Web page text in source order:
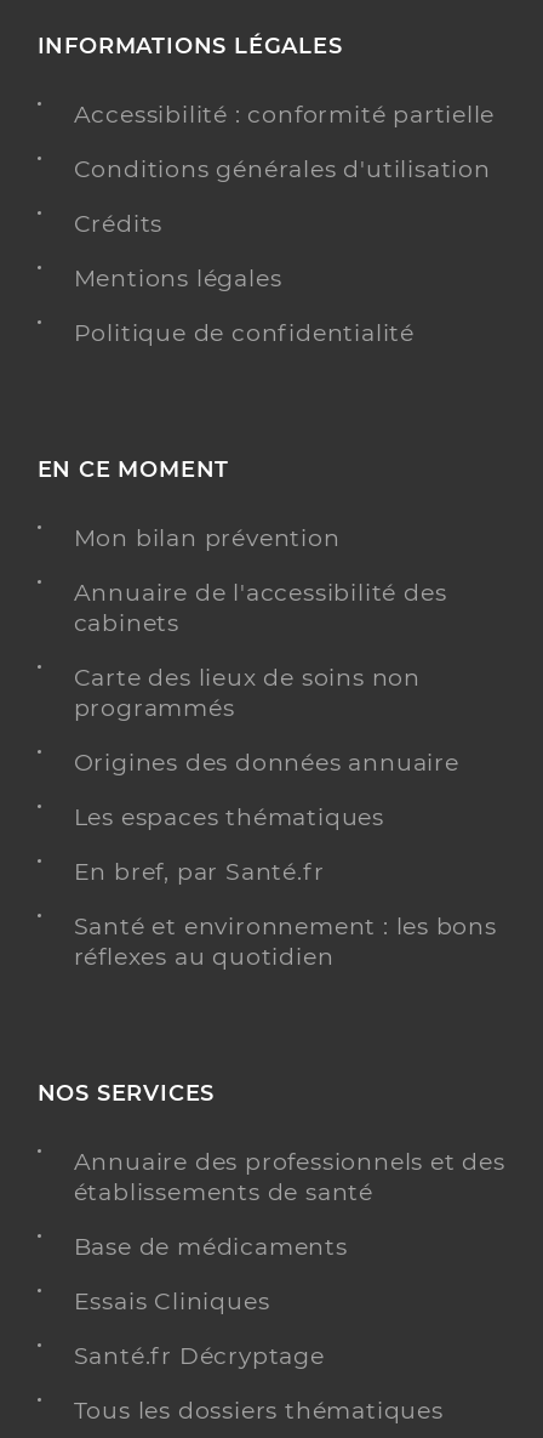
INFORMATIONS LÉGALES
Accessibilité : conformité partielle
Conditions générales d'utilisation
Crédits
Mentions légales
Politique de confidentialité
EN CE MOMENT
Mon bilan prévention
Annuaire de l'accessibilité des
cabinets
Carte des lieux de soins non
programmés
Origines des données annuaire
Les espaces thématiques
En bref, par Santé.fr
Santé et environnement : les bons
réflexes au quotidien
NOS SERVICES
Annuaire des professionnels et des
établissements de santé
Base de médicaments
Essais Cliniques
Santé.fr Décryptage
Tous les dossiers thématiques